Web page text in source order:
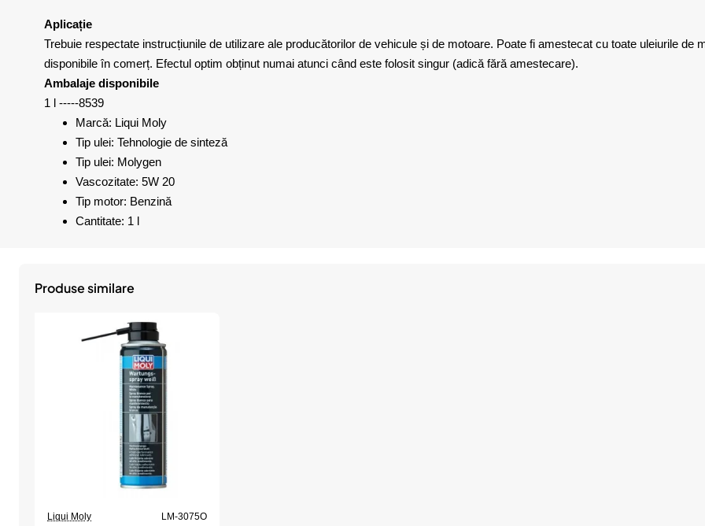
Aplicație
Trebuie respectate instrucțiunile de utilizare ale producătorilor de vehicule și de motoare. Poate fi amestecat cu toate uleiurile de
disponibile în comerț. Efectul optim obținut numai atunci când este folosit singur (adică fără amestecare).
Ambalaje disponibile
1 l -----8539
Marcă: Liqui Moly
Tip ulei: Tehnologie de sinteză
Tip ulei: Molygen
Vascozitate: 5W 20
Tip motor: Benzină
Cantitate: 1 l
Produse similare
Liqui Moly LM-3075O